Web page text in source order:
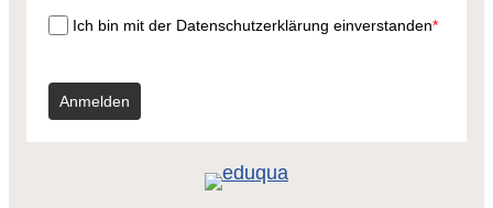
Ich bin mit der Datenschutzerklärung einverstanden*
Anmelden